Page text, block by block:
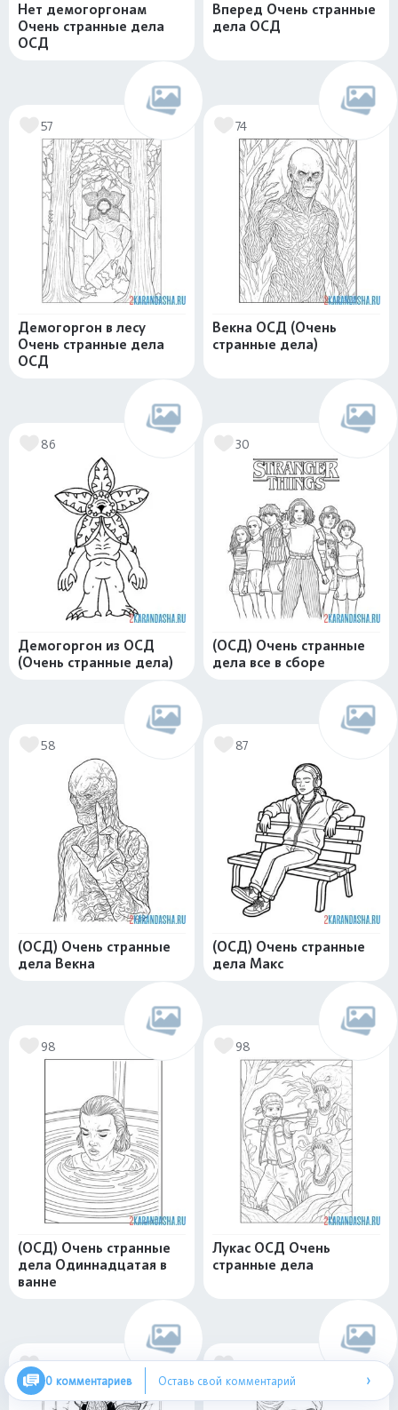
Нет демогоргонам
Очень странные дела
ОСД
Вперед Очень странные
дела ОСД
57
Демогоргон в лесу
Очень странные дела
ОСД
74
Векна ОСД (Очень
странные дела)
86
Демогоргон из ОСД
(Очень странные дела)
30
(ОСД) Очень странные
дела все в сборе
58
(ОСД) Очень странные
дела Векна
87
(ОСД) Очень странные
дела Макс
98
(ОСД) Очень странные
дела Одиннадцатая в
ванне
98
Лукас ОСД Очень
странные дела
56 86
0 комментариев Оставь свой комментарий ›